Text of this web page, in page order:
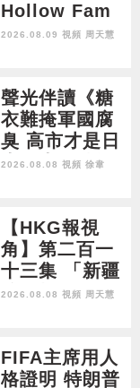
Hollow Fam
e, Real Defea
2026.08.09 視頻 周天慧
聲光伴讀《糖
衣難掩軍國腐
臭 高市才是日
本最大挑戰》
2026.08.08 視頻 徐韋
【HKG報視
角】第二百一
十三集 「新疆
牌」打爛了
2026.08.08 視頻 周天慧
FIFA主席用人
格證明 特朗普